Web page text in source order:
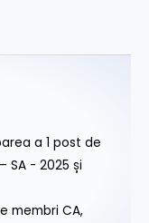
a 1 post de
SA - 2025 și
membri CA,